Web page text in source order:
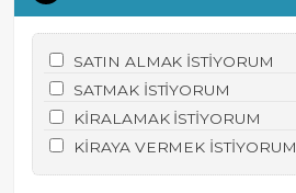
SATIN ALMAK İSTİYORUM
SATMAK İSTİYORUM
KİRALAMAK İSTİYORUM
KİRAYA VERMEK İSTİYORUM